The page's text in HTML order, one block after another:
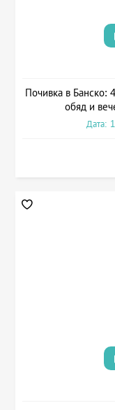
Почивка в Банско:
обяд и
Дата: